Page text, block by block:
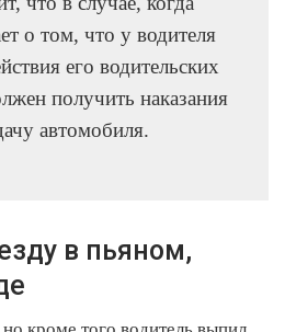
о том, что у водителя
его водительских
получить наказания
автомобиля.
в пьяном,